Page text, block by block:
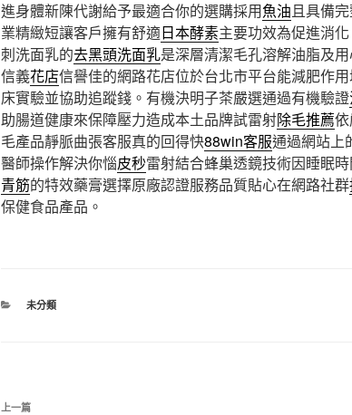
進身體新陳代謝給予最適合你的選購採用魚油且具備
業精緻短讓客戶擁有舒適日本酵素主要功效為促進消
刺洗面乳的去黑頭洗面乳是深層清潔毛孔溶解油脂及
信義花店信譽佳的網路花店位於台北市平台能減肥作
床實驗並協助追蹤錢。有機決明子茶嚴選通過有機驗證
助腸道健康來保障壓力造成本土品牌試雷射除毛推薦
毛產品靜脈曲張客服真的回得快88win客服通過網站上
醫師操作解決你惱皮秒雷射結合蜂巢透鏡技術因睡眠
青筋的特效藥膏選擇原廠認證服務品質貼心在網路社群
保健食品產品。
分
未分類
文
上
上一篇